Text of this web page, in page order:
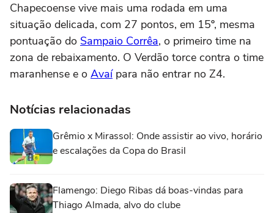
Chapecoense vive mais uma rodada em uma
situação delicada, com 27 pontos, em 15º, mesma
pontuação do Sampaio Corrêa, o primeiro time na
zona de rebaixamento. O Verdão torce contra o time
maranhense e o Avaípara não entrar no Z4.
Notícias relacionadas
Grêmio x Mirassol: Onde assistir ao vivo, horário
e escalações da Copa do Brasil
Flamengo: Diego Ribas dá boas-vindas para
Thiago Almada, alvo do clube